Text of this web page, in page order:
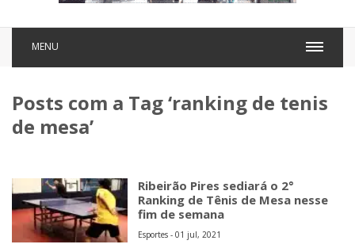
MENU
Posts com a Tag ‘ranking de tenis
de mesa’
Ribeirão Pires sediará o 2°
Ranking de Tênis de Mesa nesse
fim de semana
Esportes - 01 jul, 2021